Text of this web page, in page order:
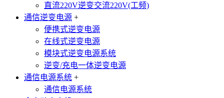
直流220V逆变交流220V(工频)
通信逆变电源 +
便携式逆变电源
在线式逆变电源
模块式逆变电源系统
逆变/充电一体逆变电源
通信电源系统 +
通信电源系统